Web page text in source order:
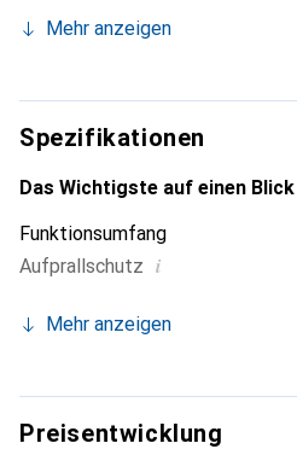
Smartphone. Die Marke Noreve
für den anspruchsvollen Kunden.
Mehr anzeigen
Spezifikationen
Das Wichtigste auf einen Blick
Funktionsumfang
Aufprallschutz i
Mehr anzeigen
Preisentwicklung